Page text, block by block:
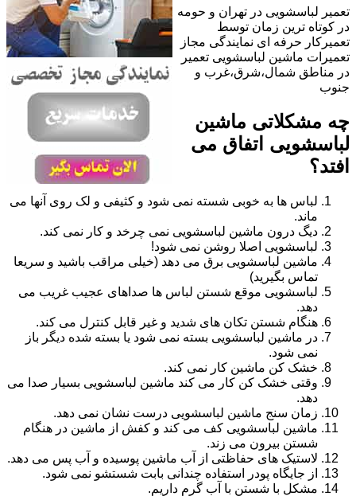
تعمیر لباسشویی در تهران و حومه
در کوتاه ترین زمان توسط
تعمیرکار حرفه ای نمایندگی مجاز
تعمیرات ماشین لباسشویی تعمیر
در مناطق شمال،شرق،غرب و
جنوب
چه مشکلاتی ماشین
لباسشویی اتفاق می
افتد؟
لباس ها به خوبی شسته نمی شود و کثیفی و لک روی آنها می
ماند.
دیگ درون ماشین لباسشویی نمی چرخد و کار نمی کند.
لباسشویی اصلا روشن نمی شود!
ماشین لباسشویی برق می دهد (خیلی مراقب باشید و سریعا
تماس بگیرید)
لباسشویی موقع شستن لباس ها صداهای عجیب غریب می
دهد.
هنگام شستن تکان های شدید و غیر قابل کنترل می کند.
در ماشین لباسشویی بسته نمی شود یا بسته شده دیگر باز
نمی شود.
خشک کن ماشین کار نمی کند.
وقتی خشک کن کار می کند ماشین لباسشویی بسیار صدا می
دهد.
زمان سنج ماشین لباسشویی درست نشان نمی دهد.
ماشین لباسشویی کف می کند و کفش از ماشین در هنگام
شستن بیرون می زند.
لاستیک های حفاظتی از آب ماشین پوسیده و آب پس می دهد.
از جایگاه پودر استفاده چندانی بابت شستشو نمی شود.
مشکل با شستن با آب گرم داریم.